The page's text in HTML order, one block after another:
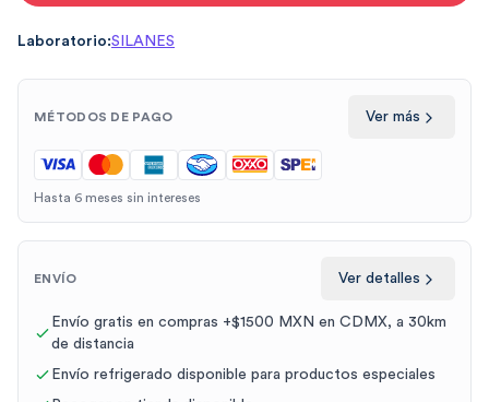
Laboratorio:SILANES
MÉTODOS DE PAGO Ver más
Hasta 6 meses sin intereses
ENVÍO Ver detalles
Envío gratis en compras +$1500 MXN en CDMX, a 30km
de distancia
Envío refrigerado disponible para productos especiales